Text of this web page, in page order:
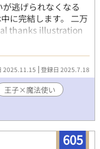
逃げられなくなる
に完結します。 二万
thanks illustration
MBM様
あしからず。
2025.11.15 登録日 2025.7.18
王子×魔法使い
605